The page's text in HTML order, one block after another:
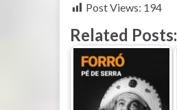
Post Views: 194
Related Posts: